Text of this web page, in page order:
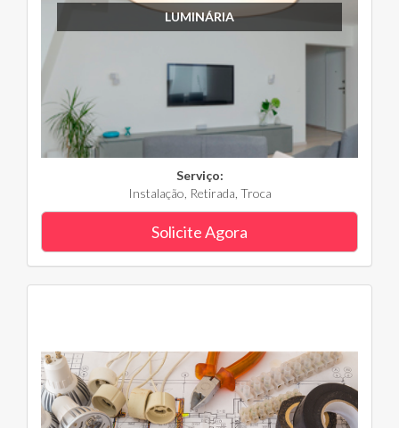
LUMINÁRIA
Serviço:
Instalação, Retirada, Troca
Solicite Agora